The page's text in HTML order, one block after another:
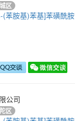
区
(苯胺基)苯基]苯磺酰胺
公司
区